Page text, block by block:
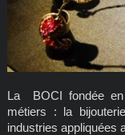
La BOCI fondée en
métiers : la
industries appliquées